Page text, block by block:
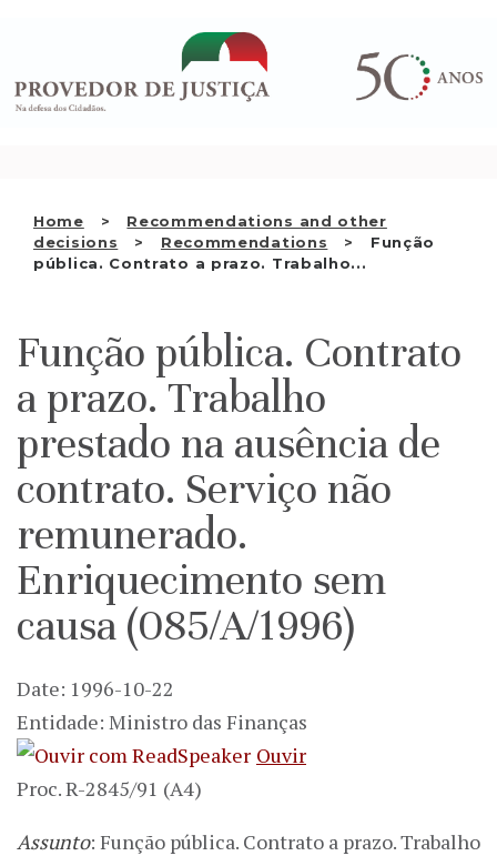
conteúdo
Home
Recommendations and other
decisions
Recommendations
Função
pública. Contrato a prazo. Trabalho...
WHO WE ARE
THE OMBUDSMAN AS
NATIONAL HUMAN RIGHTS
EN
Função pública. Contrato
a prazo. Trabalho
prestado na ausência de
contrato. Serviço não
remunerado.
Enriquecimento sem
causa (085/A/1996)
Date: 1996-10-22
Entidade: Ministro das Finanças
Ouvir
Proc. R-2845/91 (A4)
Assunto: Função pública. Contrato a prazo. Trabalho